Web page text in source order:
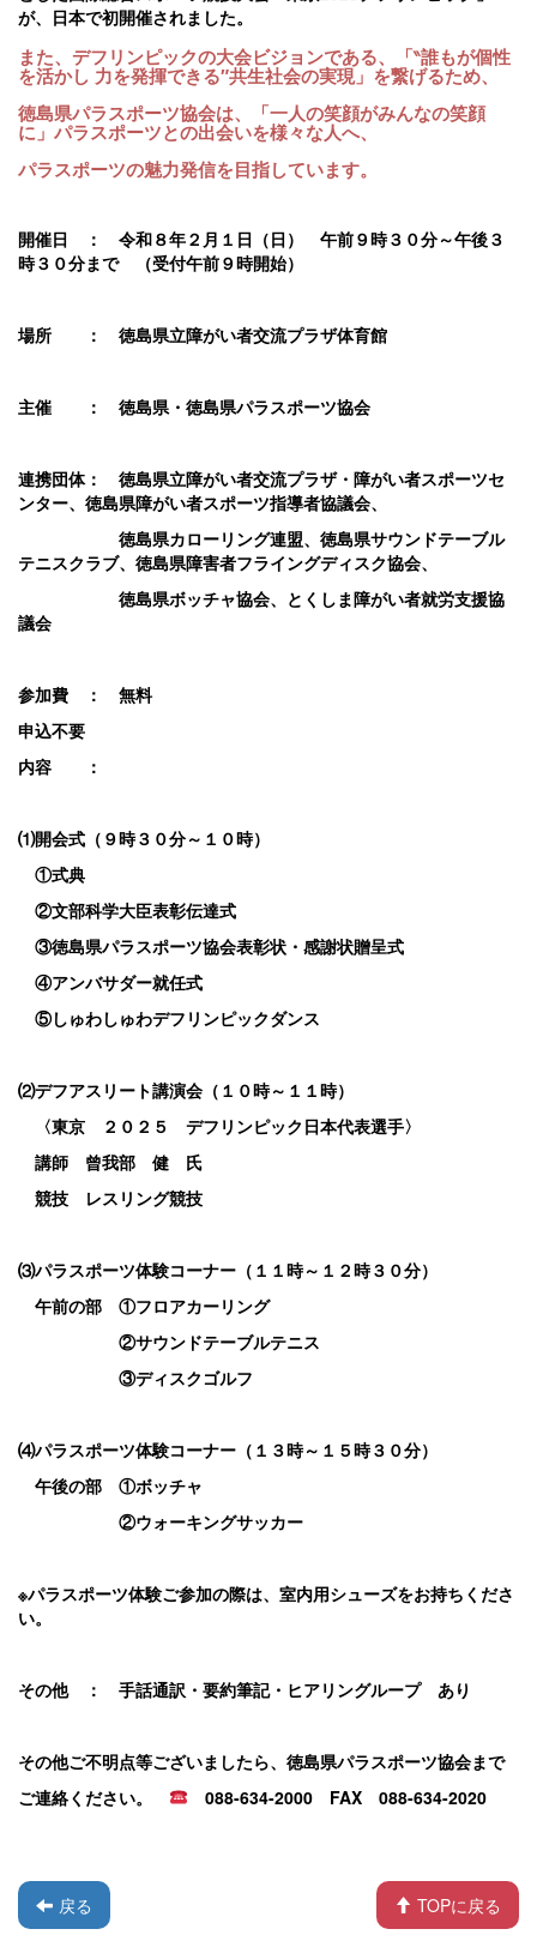
が、日本で初開催されました。
また、デフリンピックの大会ビジョンである、「‶誰もが個性
を活かし 力を発揮できる″共生社会の実現」を繋げるため、
徳島県パラスポーツ協会は、「一人の笑顔がみんなの笑顔
に」パラスポーツとの出会いを様々な人へ、
パラスポーツの魅力発信を目指しています。
開催日 ： 令和８年２月１日（日） 午前９時３０分～午後３
時３０分まで （受付午前９時開始）
場所 ： 徳島県立障がい者交流プラザ体育館
主催 ： 徳島県・徳島県パラスポーツ協会
連携団体： 徳島県立障がい者交流プラザ・障がい者スポーツセ
ンター、徳島県障がい者スポーツ指導者協議会、
徳島県カローリング連盟、徳島県サウンドテーブル
テニスクラブ、徳島県障害者フライングディスク協会、
徳島県ボッチャ協会、とくしま障がい者就労支援協
議会
参加費 ： 無料
申込不要
内容 ：
⑴開会式（９時３０分～１０時）
①式典
②文部科学大臣表彰伝達式
③徳島県パラスポーツ協会表彰状・感謝状贈呈式
④アンバサダー就任式
⑤しゅわしゅわデフリンピックダンス
⑵デフアスリート講演会（１０時～１１時）
〈東京 ２０２５ デフリンピック日本代表選手〉
講師 曾我部 健 氏
競技 レスリング競技
⑶パラスポーツ体験コーナー（１１時～１２時３０分）
午前の部 ①フロアカーリング
②サウンドテーブルテニス
③ディスクゴルフ
⑷パラスポーツ体験コーナー（１３時～１５時３０分）
午後の部 ①ボッチャ
②ウォーキングサッカー
※パラスポーツ体験ご参加の際は、室内用シューズをお持ちくださ
い。
その他 ： 手話通訳・要約筆記・ヒアリングループ あり
その他ご不明点等ございましたら、徳島県パラスポーツ協会まで
ご連絡ください。
088-634-2000 FAX 088-634-2020
戻る TOPに戻る